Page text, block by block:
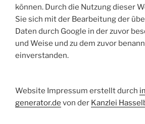
können. Durch die Nutzung dieser
Sie sich mit der Bearbeitung der
Daten durch Google in der zuvor
und Weise und zu dem zuvor
einverstanden.
Website Impressum erstellt durch
generator.de von der Kanzlei